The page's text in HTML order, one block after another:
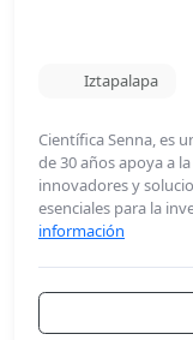
Iztapalapa
Científica Senna, es
de 30 años apoya a
innovadores y
esenciales para la
información